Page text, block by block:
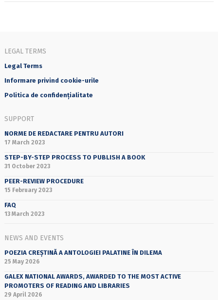
LEGAL TERMS
Legal Terms
Informare privind cookie-urile
Politica de confidențialitate
SUPPORT
NORME DE REDACTARE PENTRU AUTORI
17 March 2023
STEP-BY-STEP PROCESS TO PUBLISH A BOOK
31 October 2023
PEER-REVIEW PROCEDURE
15 February 2023
FAQ
13 March 2023
NEWS AND EVENTS
POEZIA CREȘTINĂ A ANTOLOGIEI PALATINE ÎN DILEMA
25 May 2026
GALEX NATIONAL AWARDS, AWARDED TO THE MOST ACTIVE
PROMOTERS OF READING AND LIBRARIES
29 April 2026